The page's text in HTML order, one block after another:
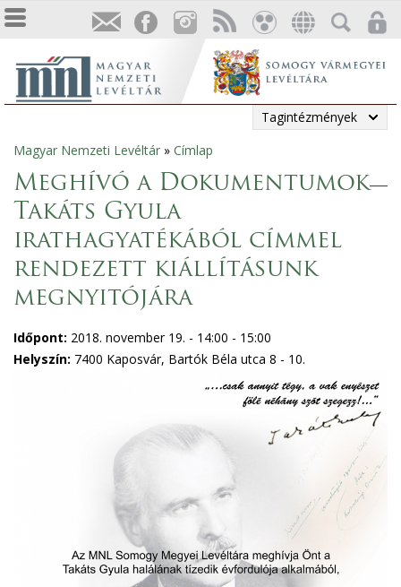
Tagintézmények
Jelenlegi
hely
Magyar Nemzeti Levéltár » Címlap
Meghívó a Dokumentumok
Takáts Gyula
irathagyatékából címmel
rendezett kiállításunk
megnyitójára
Időpont: 2018. november 19. - 14:00 - 15:00
Helyszín: 7400 Kaposvár, Bartók Béla utca 8 - 10.